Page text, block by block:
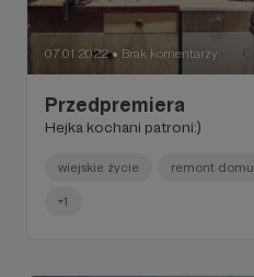
07.01.2022 ● Brak komentarzy
Przedpremiera
Hejka kochani patroni:)
wiejskie życie remont domu
+1